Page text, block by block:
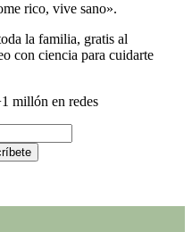
rico, vive sano».
la familia, gratis al
con ciencia para cuidarte
millón en redes